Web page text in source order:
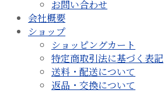
お問い合わせ
会社概要
ショップ
ショッピングカート
特定商取引法に基づく表記
送料・配送について
返品・交換について